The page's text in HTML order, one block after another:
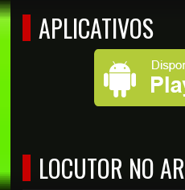
APLICATIVOS
LOCUTOR NO AR